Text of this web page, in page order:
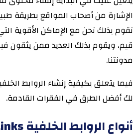
اﻹشارة من أصحاب المواقع بطريقة
نقوم بذلك نحن مع اﻹماكن اﻷقوية
قيم، ويقوم بذلك العديد ممن يثقون
مدونتنا.
فيما يتعلق بكيفية إنشاء الروابط
لك أفضل الطرق في الفقرات القادمة.
أنواع الروابط الخلفية Backlinks